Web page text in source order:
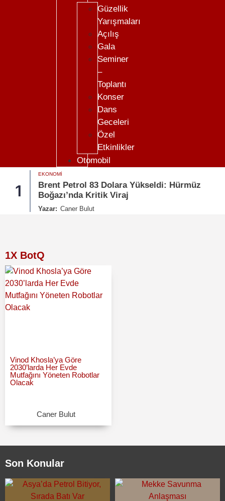
Güzellik
Yarışmaları
Açılış
Gala
Seminer
–
Toplantı
Konser
Dans
Geceleri
Özel
Etkinlikler
Otomobil
1
EKONOMI
Brent Petrol 83 Dolara Yükseldi: Hürmüz
Boğazı’nda Kritik Viraj
Yazar: Caner Bulut
1X BotQ
Vinod Khosla’ya Göre
2030’larda Her Evde
Mutfağını Yöneten Robotlar
Olacak
Caner Bulut
Son Konular